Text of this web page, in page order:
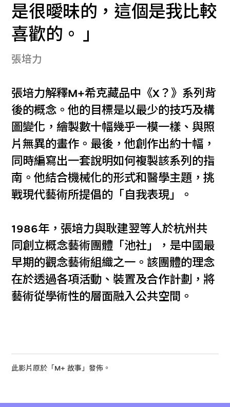
是很曖昧的，這個是我比較
喜歡的。
張培力
張培力解釋M+希克藏品中《X？》系列背
後的概念。他的目標是以最少的技巧及構
圖變化，繪製數十幅幾乎一模一樣、與照
片無異的畫作。最後，他創作出約十幅，
同時編寫出一套說明如何複製該系列的指
南。他結合機械化的形式和醫學主題，挑
戰現代藝術所提倡的「自我表現」。
1986年，張培力與耿建翌等人於杭州共
同創立概念藝術團體「池社」，是中國最
早期的觀念藝術組織之一。該團體的理念
在於透過各項活動、裝置及合作計劃，將
藝術從學術性的層面融入公共空間。
此影片原於「M+ 故事」發佈。